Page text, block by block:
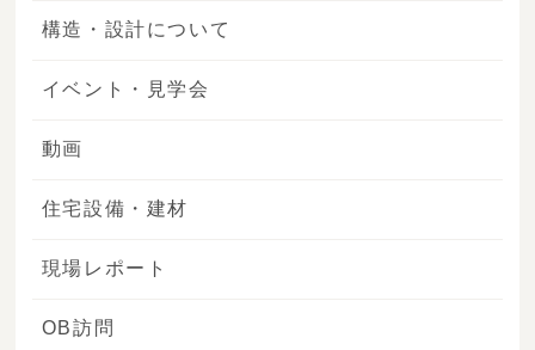
構造・設計について
イベント・見学会
動画
住宅設備・建材
現場レポート
OB訪問